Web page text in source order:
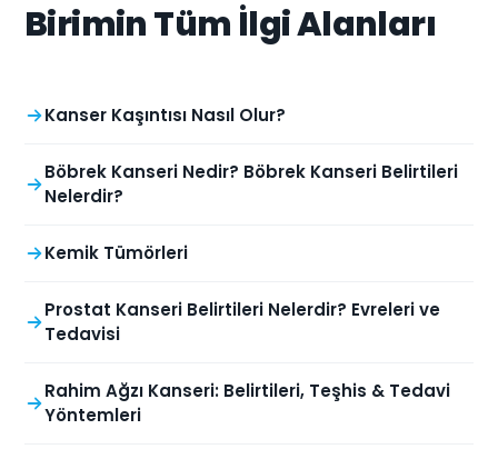
Birimin Tüm İlgi Alanları
Kanser Kaşıntısı Nasıl Olur?
Böbrek Kanseri Nedir? Böbrek Kanseri Belirtileri
Nelerdir?
Kemik Tümörleri
Prostat Kanseri Belirtileri Nelerdir? Evreleri ve
Tedavisi
Rahim Ağzı Kanseri: Belirtileri, Teşhis & Tedavi
Yöntemleri